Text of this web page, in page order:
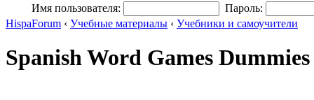
Имя пользователя:
Пароль:
HispaForum ‹ Учебные материалы ‹ Учебники и самоучители
Spanish Word Games Dummies